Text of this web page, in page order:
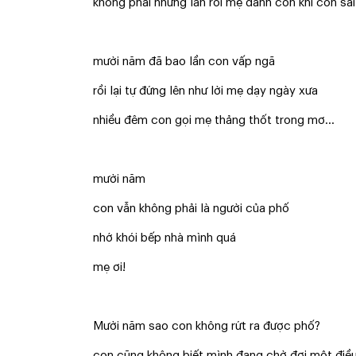
không phải những lằn roi mẹ đánh con khi con
mười năm đã bao lần con vấp ngã
rồi lại tự đứng lên như lời mẹ dạy ngày xưa
nhiều đêm con gọi mẹ thảng thốt trong mơ…
mười năm
con vẫn không phải là người của phố
nhớ khói bếp nhà mình quá
mẹ ơi!
Mười năm sao con không rứt ra được phố?